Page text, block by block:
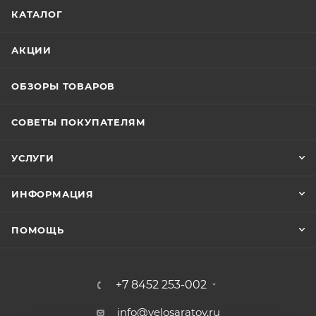
КАТАЛОГ
АКЦИИ
ОБЗОРЫ ТОВАРОВ
СОВЕТЫ ПОКУПАТЕЛЯМ
УСЛУГИ
ИНФОРМАЦИЯ
ПОМОЩЬ
+7 8452 253-002
info@velosaratov.ru